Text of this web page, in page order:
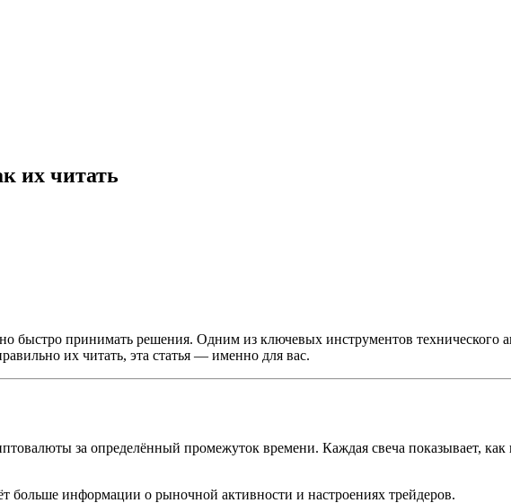
их читать
быстро принимать решения. Одним из ключевых инструментов технического
их читать, эта статья — именно для вас.
за определённый промежуток времени. Каждая свеча показывает, как
больше информации о рыночной активности и настроениях трейдеров.